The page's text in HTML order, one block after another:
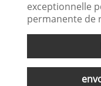
exceptionnelle
permanente de